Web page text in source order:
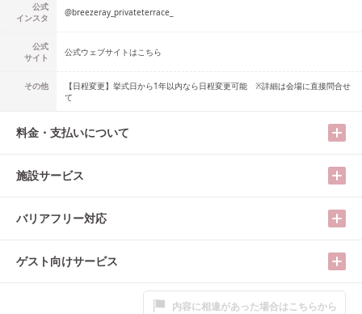
公式
インスタ
@breezeray_privateterrace_
公式
サイト
公式ウェブサイトはこちら
その他
【日程変更】挙式日から1年以内なら日程変更可能 ※詳細は会場に直接問合せ
て
料金・支払いについて
施設サービス
バリアフリー対応
ゲスト向けサービス
内容に相違があった場合はこちらから